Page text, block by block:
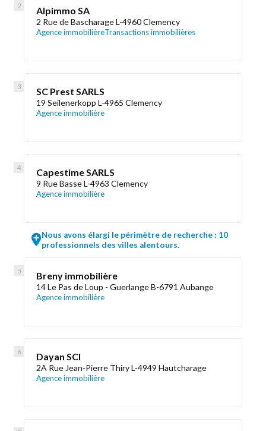
Alpimmo SA
2 Rue de Bascharage L-4960 Clemency
Agence immobilièreTransactions immobilières
SC Prest SARLS
19 Seilenerkopp L-4965 Clemency
Agence immobilière
Capestime SARLS
9 Rue Basse L-4963 Clemency
Agence immobilière
Nous avons élargi le périmètre de recherche : 10
professionnels des villes alentours.
Breny immobilière
14 Le Pas de Loup - Guerlange B-6791 Aubange
Agence immobilière
Dayan SCI
2A Rue Jean-Pierre Thiry L-4949 Hautcharage
Agence immobilière